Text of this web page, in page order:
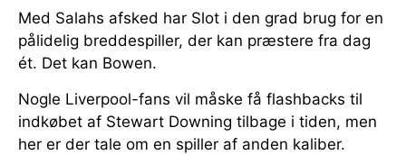
Med Salahs afsked har Slot i den grad brug for en
pålidelig breddespiller, der kan præstere fra dag
ét. Det kan Bowen.
Nogle Liverpool-fans vil måske få flashbacks til
indkøbet af Stewart Downing tilbage i tiden, men
her er der tale om en spiller af anden kaliber.